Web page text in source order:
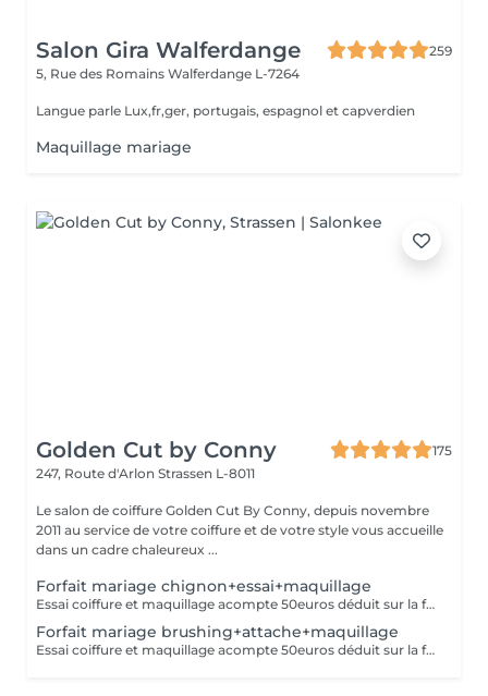
Salon Gira Walferdange
259
5, Rue des Romains Walferdange L-7264
Langue parle Lux,fr,ger, portugais, espagnol et capverdien
Maquillage mariage
Golden Cut by Conny
175
247, Route d'Arlon Strassen L-8011
Le salon de coiffure Golden Cut By Conny, depuis novembre
2011 au service de votre coiffure et de votre style vous accueille
dans un cadre chaleureux ...
Forfait mariage chignon+essai+maquillage
Essai coiffure et maquillage acompte 50euros déduit sur la facture finale
Forfait mariage brushing+attache+maquillage
Essai coiffure et maquillage acompte 50euros déduit sur la facture finale